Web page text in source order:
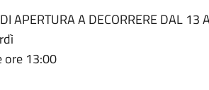
APERTURA A DECORRERE DAL 13
ore 13:00